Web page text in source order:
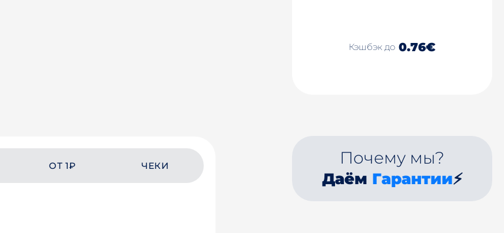
Кэшбэк до 0.76€
ОТ 1₽ ЧЕКИ Почему мы?
Даём Гарантии⚡